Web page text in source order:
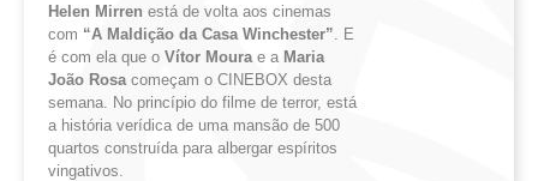
Helen Mirren está de volta aos cinemas
com “A Maldição da Casa Winchester” . E
é com ela que o Vítor Moura e a Maria
João Rosa começam o CINEBOX desta
semana. No princípio do filme de terror, está
a história verídica de uma mansão de 500
quartos construída para albergar espíritos
vingativos.